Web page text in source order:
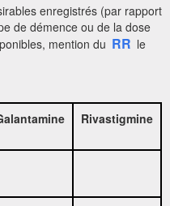
enregistrés (par rapport
de démence ou de la dose
mention du RR le
Rivastigmine